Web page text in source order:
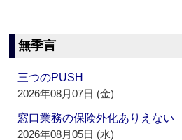
無季言
三つのPUSH
2026年08月07日 (金)
窓口業務の保険外化ありえない
2026年08月05日 (水)